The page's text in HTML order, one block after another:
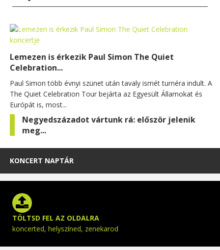
Lemezen is érkezik Paul Simon The Quiet
Celebration...
Paul Simon több évnyi szünet után tavaly ismét turnéra indult. A
The Quiet Celebration Tour bejárta az Egyesült Államokat és
Európát is, most...
Negyedszázadot vártunk rá: először jelenik
meg...
KONCERT NAPTÁR
TÖLTSD FEL AZ OLDALRA
koncerted, helyszíned, zenekarod